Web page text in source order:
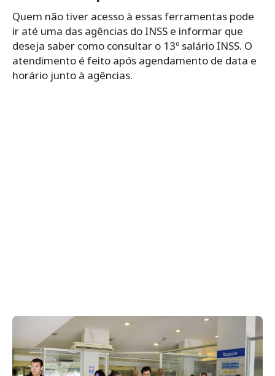
Quem não tiver acesso à essas ferramentas pode
ir até uma das agências do INSS e informar que
deseja saber como consultar o 13º salário INSS. O
atendimento é feito após agendamento de data e
horário junto à agências.